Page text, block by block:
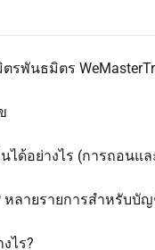
พันธมิตร
ได้อย่างไร (การถอนแ
ลายรายการสำหรับบั
ไร?